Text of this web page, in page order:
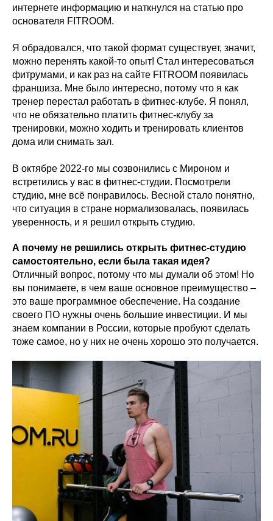
интернете информацию и наткнулся на статью про
основателя FITROOM.
Я обрадовался, что такой формат существует, значит,
можно перенять какой-то опыт! Стал интересоваться
фитрумами, и как раз на сайте FITROOM появилась
франшиза. Мне было интересно, потому что я как
тренер перестал работать в фитнес-клубе. Я понял,
что не обязательно платить фитнес-клубу за
тренировки, можно ходить и тренировать клиентов
дома или снимать зал.
В октябре 2022-го мы созвонились с Мироном и
встретились у вас в фитнес-студии. Посмотрели
студию, мне всё понравилось. Весной стало понятно,
что ситуация в стране нормализовалась, появилась
уверенность, и я решил открыть студию.
А почему не решились открыть фитнес-студию
самостоятельно, если была такая идея?
Отличный вопрос, потому что мы думали об этом! Но
вы понимаете, в чем ваше основное преимущество –
это ваше программное обеспечение. На создание
своего ПО нужны очень большие инвестиции. И мы
знаем компании в России, которые пробуют сделать
тоже самое, но у них не очень хорошо это получается.